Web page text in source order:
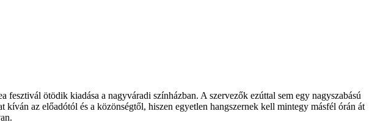
ötödik kiadása a nagyváradi színházban. A szervezők ezúttal sem egy nagyszabású
az előadótól és a közönségtől, hiszen egyetlen hangszernek kell mintegy másfél órán át